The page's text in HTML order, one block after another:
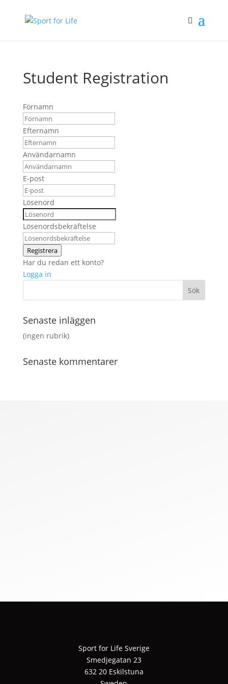
Student Registration
Förnamn
Efternamn
Användarnamn
E-post
Lösenord
Lösenordsbekräftelse
Registrera
Har du redan ett konto?
Logga in
Senaste inläggen
(ingen rubrik)
Senaste kommentarer
Sport for Life Sverige
Smedjegatan 23
632 20 Eskilstuna